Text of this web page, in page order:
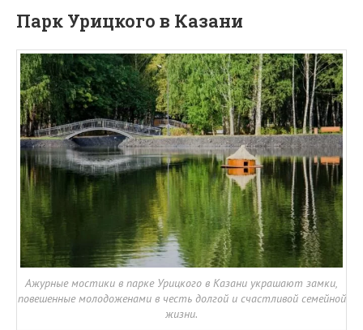
Парк Урицкого в Казани
Ажурные мостики в парке Урицкого в Казани украшают замки,
повешенные молодоженами в честь долгой и счастливой семейной
жизни.